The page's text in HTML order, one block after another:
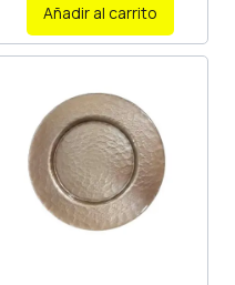
Añadir al carrito